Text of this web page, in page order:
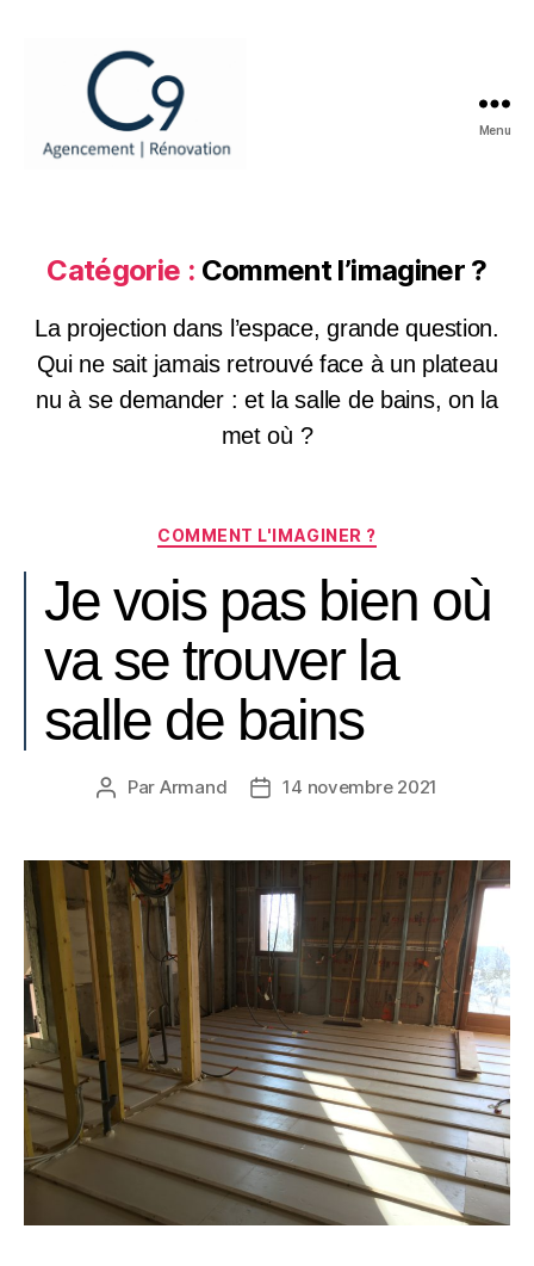
Menu
Catégorie : Comment l’imaginer ?
La projection dans l’espace, grande question.
Qui ne sait jamais retrouvé face à un plateau
nu à se demander : et la salle de bains, on la
met où ?
Catégories
COMMENT L'IMAGINER ?
Je vois pas bien où
va se trouver la
salle de bains
Auteur
Par Armand
Date14 novembre 2021